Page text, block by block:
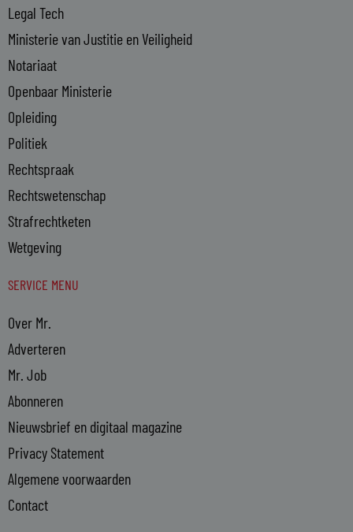
Legal Tech
Ministerie van Justitie en Veiligheid
Notariaat
Openbaar Ministerie
Opleiding
Politiek
Rechtspraak
Rechtswetenschap
Strafrechtketen
Wetgeving
SERVICE MENU
Over Mr.
Adverteren
Mr. Job
Abonneren
Nieuwsbrief en digitaal magazine
Privacy Statement
Algemene voorwaarden
Contact